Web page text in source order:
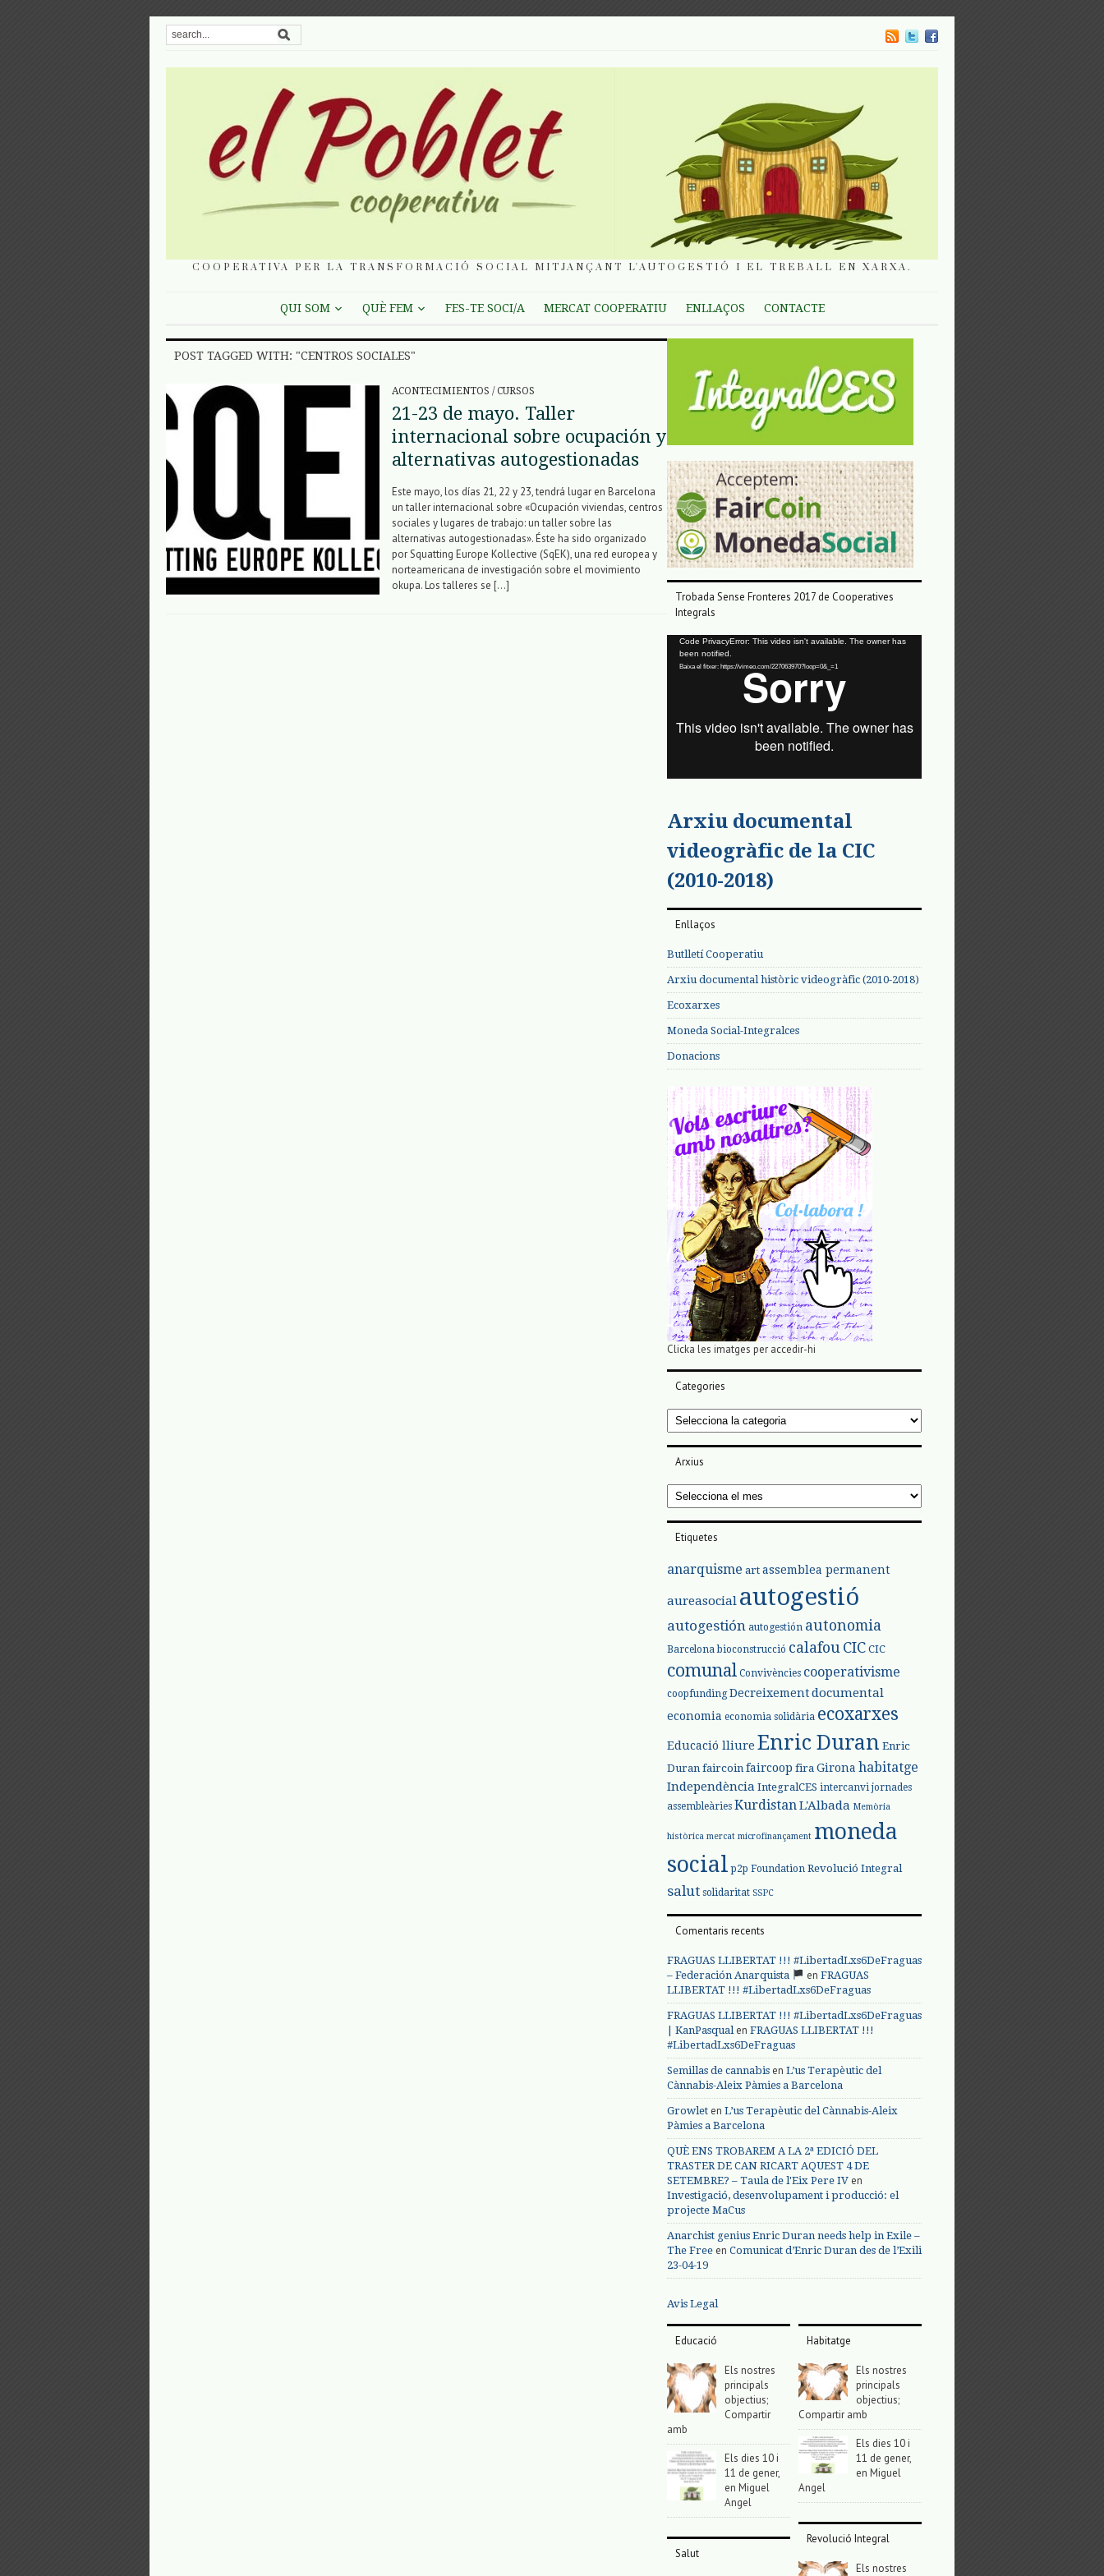
COOPERATIVA PER LA TRANSFORMACIÓ SOCIAL MITJANÇANT L'AUTOGESTIÓ I EL TREBALL EN XARXA.
QUI SOM QUÈ FEM FES-TE SOCI/A MERCAT COOPERATIU ENLLAÇOS CONTACTE
POST TAGGED WITH: "CENTROS SOCIALES"
ACONTECIMIENTOS / CURSOS
21-23 de mayo. Taller
internacional sobre ocupación y
alternativas autogestionadas
Este mayo, los días 21, 22 y 23, tendrá lugar en Barcelona
un taller internacional sobre «Ocupación viviendas, centros
sociales y lugares de trabajo: un taller sobre las
alternativas autogestionadas». Éste ha sido organizado
por Squatting Europe Kollective (SqEK), una red europea y
norteamericana de investigación sobre el movimiento
okupa. Los talleres se […]
Trobada Sense Fronteres 2017 de Cooperatives
Integrals
Reproductor
vídeo
Code PrivacyError: This video isn't available. The owner has
been notified.
Baixa el fitxer: https://vimeo.com/227063970?loop=0&_=1
Arxiu documental
videogràfic de la CIC
(2010-2018)
Enllaços
Butlletí Cooperatiu
Arxiu documental històric videogràfic (2010-2018)
Ecoxarxes
Moneda Social-Integralces
Donacions
Clicka les imatges per accedir-hi
Categories
Categories
Arxius
Arxius
Etiquetes
anarquisme art assemblea permanent
aureasocial autogestió
autogestión autogestión autonomia
Barcelona bioconstrucció calafou CIC CIC
comunal Convivències cooperativisme
coopfunding Decreixementdocumental
economia economia solidària ecoxarxes
Educació lliure Enric Duran Enric
Duran faircoin faircoop fira Girona habitatge
Independència IntegralCES intercanvi jornades
assembleàries Kurdistan L'Albada Memòria
històrica mercat microfinançament moneda
social p2p Foundation Revolució Integral
salut solidaritat SSPC
Comentaris recents
FRAGUAS LLIBERTAT !!! #LibertadLxs6DeFraguas
– Federación Anarquista
en FRAGUAS
LLIBERTAT !!! #LibertadLxs6DeFraguas
FRAGUAS LLIBERTAT !!! #LibertadLxs6DeFraguas
| KanPasqualen FRAGUAS LLIBERTAT !!!
#LibertadLxs6DeFraguas
Semillas de cannabis en L’us Terapèutic del
Cànnabis-Aleix Pàmies a Barcelona
Growlet en L’us Terapèutic del Cànnabis-Aleix
Pàmies a Barcelona
QUÈ ENS TROBAREM A LA 2ª EDICIÓ DEL
TRASTER DE CAN RICART AQUEST 4 DE
SETEMBRE? – Taula de l'Eix Pere IV en
Investigació, desenvolupament i producció: el
projecte MaCus
Anarchist genius Enric Duran needs help in Exile –
The Free en Comunicat d’Enric Duran des de l’Exili
23-04-19
Avis Legal
Educació
Els nostres
principals
objectius;
Compartir
amb
Els dies 10 i
11 de gener,
en Miguel
Angel
Salut
Habitatge
Els nostres
principals
objectius;
Compartir amb
Els dies 10 i
11 de gener,
en Miguel
Angel
Revolució Integral
Els nostres